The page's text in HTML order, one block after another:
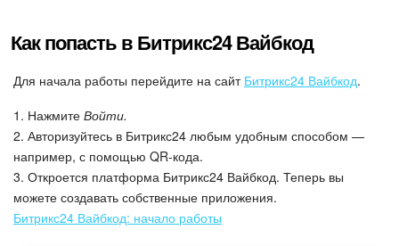
BI Конструктор
Автоматизация
Интеграция 1С и Битрикс24
Сотрудники
Бизнес-процессы
Как попасть в Битрикс24 Вайбкод
Для начала работы перейдите на сайт Битрикс24 Вайбкод.
1. Нажмите Войти.
2. Авторизуйтесь в Битрикс24 любым удобным способом —
например, с помощью QR-кода.
3. Откроется платформа Битрикс24 Вайбкод. Теперь вы
можете создавать собственные приложения.
Битрикс24 Вайбкод: начало работы